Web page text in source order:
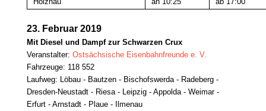
23. Februar 2019
Mit Diesel und Dampf zur Schwarzen Crux
Veranstalter: Ostsächsische Eisenbahnfreunde e. V.
Fahrzeuge: 118 552
Laufweg: Löbau - Bautzen - Bischofswerda - Radeberg -
Dresden-Neustadt - Riesa - Leipzig - Appolda - Weimar -
Erfurt - Arnstadt - Plaue - Ilmenau